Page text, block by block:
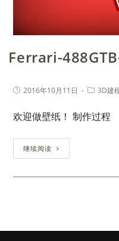
Ferrari-
2016年10月11日 3D建
欢迎做壁纸！ 制作过程
继续阅读